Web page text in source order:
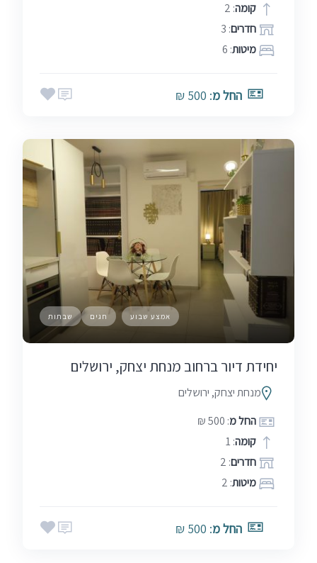
קומה: 2
חדרים: 3
מיטות: 6
החל מ: 500 ₪
אמצע שבוע חגים שבתות
יחידת דיור ברחוב מנחת יצחק, ירושלים
מנחת יצחק, ירושלים
החל מ: 500 ₪
קומה: 1
חדרים: 2
מיטות: 2
החל מ: 500 ₪